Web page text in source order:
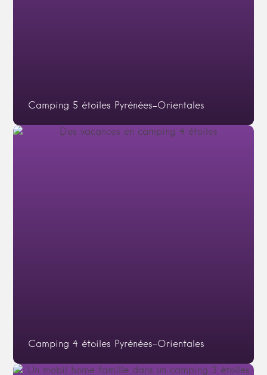
Camping 5 étoiles Pyrénées-Orientales
Camping 4 étoiles Pyrénées-Orientales